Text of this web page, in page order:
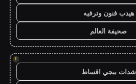
هيدب فنون وترفيه
صحيفة العالم
!
شدات ببجي اقساط